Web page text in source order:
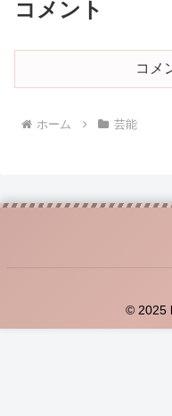
コメント
コメ
ホーム 芸能
© 2025